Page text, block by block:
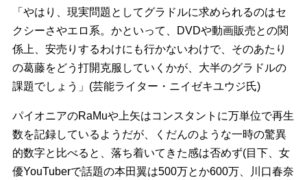
「やはり、現実問題としてグラドルに求められるのはセ
クシーさやエロ系。かといって、DVDや動画販売との関
係上、安売りするわけにも行かないわけで、そのあたり
の葛藤をどう打開克服していくかが、大半のグラドルの
課題でしょう」(芸能ライター・ニイゼキユウジ氏)
パイオニアのRaMuや上矢はコンスタントに万単位で再生
数を記録しているようだが、くだんのような一時の驚異
的数字と比べると、落ち着いてきた感は否めず(目下、女
優YouTuberで話題の本田翼は500万とか600万、川口春奈